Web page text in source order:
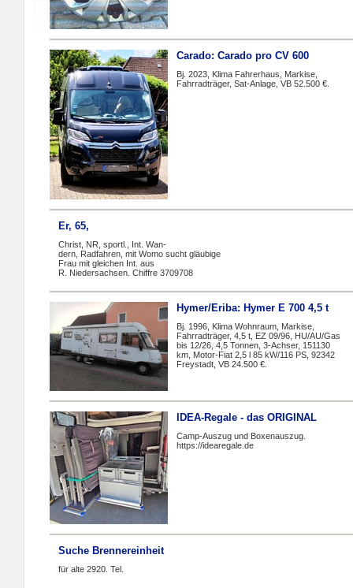
Carado: Carado pro CV 600
Bj. 2023, Klima Fahrerhaus, Markise,
Fahrradträger, Sat-Anlage, VB 52.500 €.
Er, 65,
Christ, NR, sportl., Int. Wan-
dern, Radfahren, mit Womo sucht gläubige
Frau mit gleichen Int. aus
R. Niedersachsen. Chiffre 3709708
Hymer/Eriba: Hymer E 700 4,5 t
Bj. 1996, Klima Wohnraum, Markise,
Fahrradträger, 4,5 t, EZ 09/96, HU/AU/Gas
bis 12/26, 4,5 Tonnen, 3-Achser, 151130
km, Motor-Fiat 2,5 l 85 kW/116 PS, 92342
Freystadt, VB 24.500 €.
IDEA-Regale - das ORIGINAL
Camp-Auszug und Boxenauszug.
https://idearegale.de
Suche Brennereinheit
für alte 2920. Tel.